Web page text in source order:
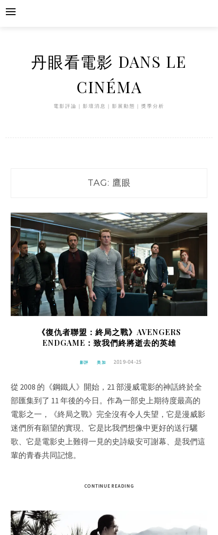
Skip
丹眼看電影 DANS LE
CINÉMA
電影評論｜影壇消息｜影展動態｜獎季分析
TAG: 鷹眼
《復仇者聯盟：終局之戰》AVENGERS
ENDGAME：致我們終將逝去的英雄
影評 美加 2019-04-25
從 2008 的《鋼鐵人》開始，21 部漫威電影的神話終於全
部匯集到了 11 年後的今日。作為一部史上期待度最高的
電影之一，《終局之戰》完全沒有令人失望，它是漫威影
迷們所有願望的實現、它是比我們想像中更好的送行驪
歌、它是電影史上難得一見的史詩級安可謝幕、是我們這
輩的青春共同記憶。
CONTINUE READING